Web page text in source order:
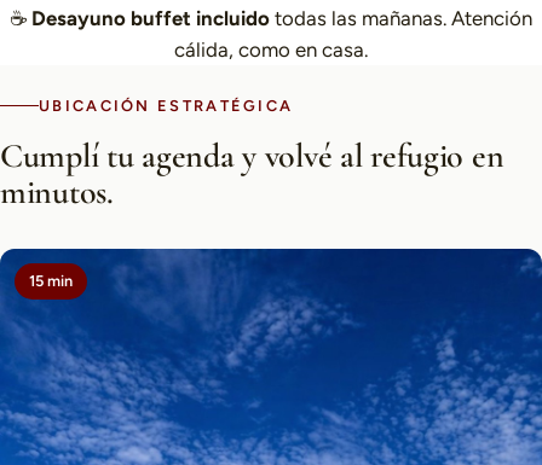
☕ Desayuno buffet incluido todas las mañanas. Atención
cálida, como en casa.
UBICACIÓN ESTRATÉGICA
Cumplí tu agenda y volvé al refugio en
minutos.
15 min